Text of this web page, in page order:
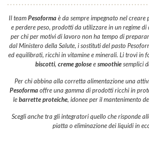
Il teamPesoformaè da sempre impegnato nel creare
e perdere peso, prodotti da utilizzare in un regime di
per chi per motivi di lavoro non ha tempo di
dal Ministero della Salute, i sostituti del pasto
ed equilibrati, ricchi in vitamine e minerali. Li trovi in
biscotti, creme goloseesmoothiesemplici
Per chi abbina alla corretta alimentazione una
Pesoformaoffre una gamma di prodotti ricchi in
lebarrette proteiche, idonee per il mantenimento
Scegli anche tra gli integratori quello che risponde
piatta o eliminazione dei liquidi in